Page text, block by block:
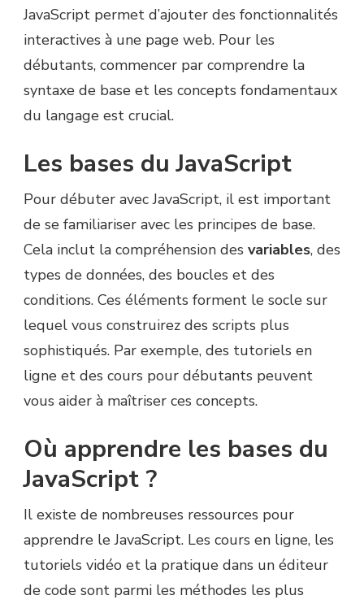
JavaScript permet d’ajouter des fonctionnalités
interactives à une page web. Pour les
débutants, commencer par comprendre la
syntaxe de base et les concepts fondamentaux
du langage est crucial.
Les bases du JavaScript
Pour débuter avec JavaScript, il est important
de se familiariser avec les principes de base.
Cela inclut la compréhension des variables, des
types de données, des boucles et des
conditions. Ces éléments forment le socle sur
lequel vous construirez des scripts plus
sophistiqués. Par exemple, des tutoriels en
ligne et des cours pour débutants peuvent
vous aider à maîtriser ces concepts.
Où apprendre les bases du
JavaScript ?
Il existe de nombreuses ressources pour
apprendre le JavaScript. Les cours en ligne, les
tutoriels vidéo et la pratique dans un éditeur
de code sont parmi les méthodes les plus